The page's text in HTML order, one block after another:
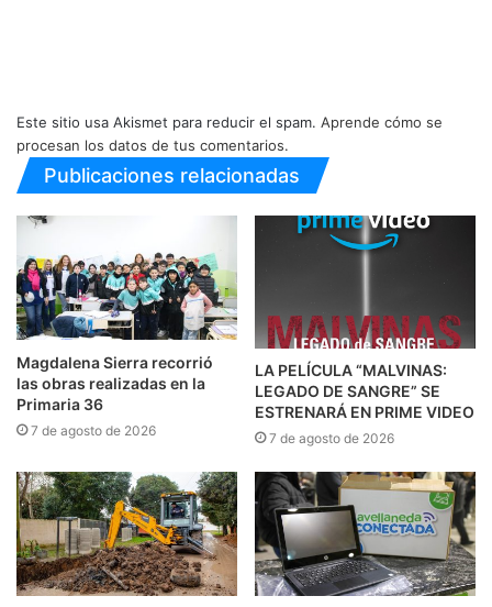
Este sitio usa Akismet para reducir el spam. Aprende cómo se
procesan los datos de tus comentarios.
Publicaciones relacionadas
Magdalena Sierra recorrió
las obras realizadas en la
Primaria 36
7 de agosto de 2026
LA PELÍCULA “MALVINAS:
LEGADO DE SANGRE” SE
ESTRENARÁ EN PRIME VIDEO
7 de agosto de 2026